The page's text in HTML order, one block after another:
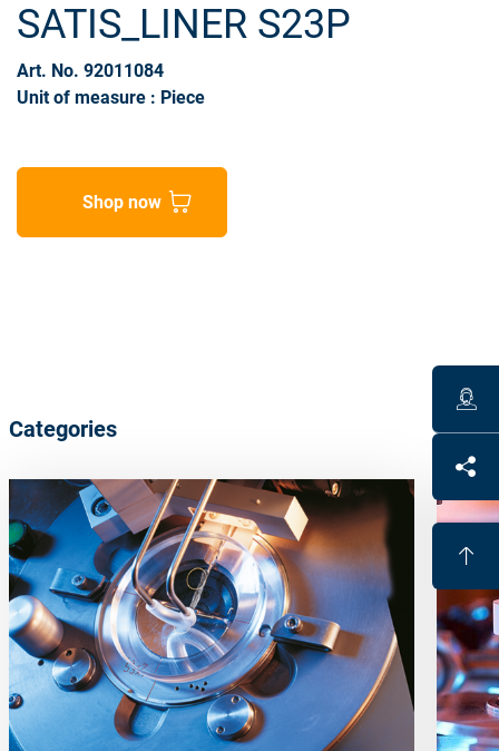
SATIS_LINER S23P
Art. No. 92011084
Unit of measure : Piece
Shop now
Categories